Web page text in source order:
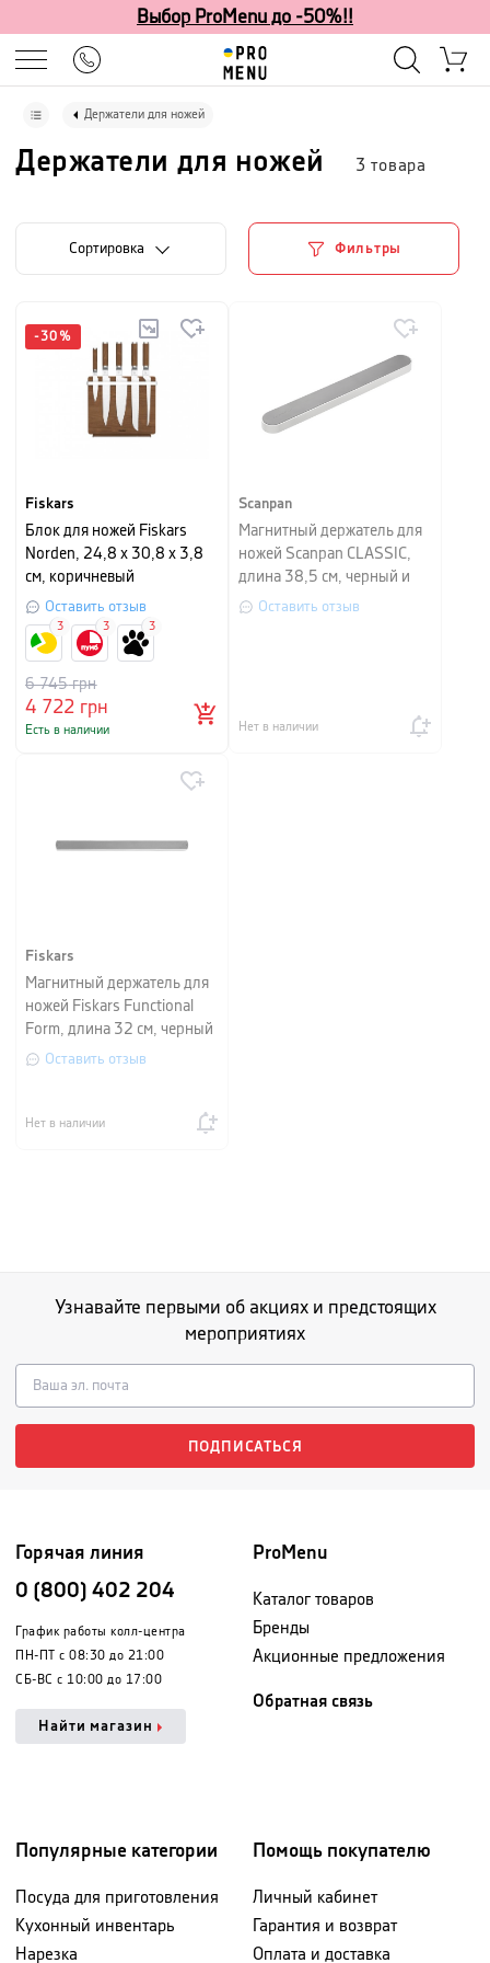
Выбор ProMenu до -50%!!
Держатели для ножей
Держатели для ножей 3 товара
Cортировка Фильтры
-30 %
Fiskars
Блок для ножей Fiskars
Norden, 24,8 х 30,8 х 3,8
см, коричневый
Оставить отзыв
4 722 грн
6 745грн
Есть в наличии
3 3 3
Scanpan
Магнитный держатель для
ножей Scanpan CLASSIC,
длина 38,5 см, черный и
серебристый
Оставить отзыв
Нет в наличии
Fiskars
Магнитный держатель для
ножей Fiskars Functional
Form, длина 32 см, черный
Оставить отзыв
Нет в наличии
Узнавайте первыми об акциях и предстоящих
мероприятиях
ПОДПИСАТЬСЯ
Горячая линия
0 (800) 402 204
График работы колл-центра
ПН-ПТ с 08:30 до 21:00
СБ-ВС с 10:00 до 17:00
Найти магазин
ProMenu
Каталог товаров
Бренды
Акционные предложения
Обратная связь
Популярные категории
Посуда для приготовления
Кухонный инвентарь
Нарезка
Помощь покупателю
Личный кабинет
Гарантия и возврат
Оплата и доставка